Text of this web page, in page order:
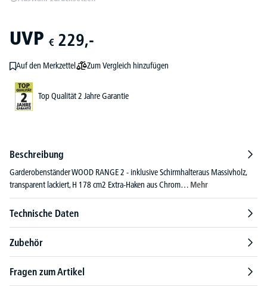
UVP € 229,-
Auf den Merkzettel Zum Vergleich hinzufügen
Top Qualität 2 Jahre Garantie
Beschreibung
Garderobenständer WOOD RANGE 2 - inklusive Schirmhalteraus Massivholz,
transparent lackiert, H 178 cm2 Extra-Haken aus Chrom… Mehr
Technische Daten
Zubehör
Fragen zum Artikel